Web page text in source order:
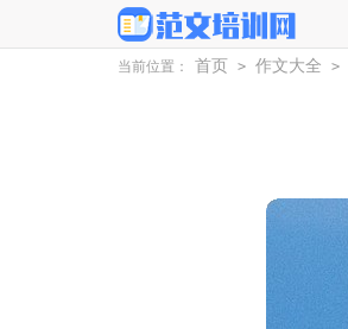
当前位置： 首页 > 作文大全 >